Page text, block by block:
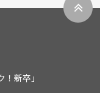
新卒」